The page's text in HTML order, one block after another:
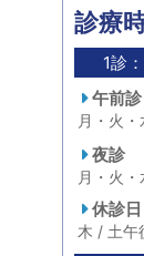
診療
1診
午前診
月・火
夜診
月・火
休診日
木 / 土午